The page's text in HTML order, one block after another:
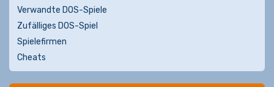
Verwandte DOS-Spiele
Zufälliges DOS-Spiel
Spielefirmen
Cheats